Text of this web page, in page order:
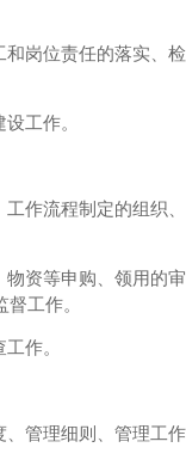
岗位责任的落实、
工作。
作流程制定的组织
资等申购、领用的
工作。
作。
管理细则、管理工